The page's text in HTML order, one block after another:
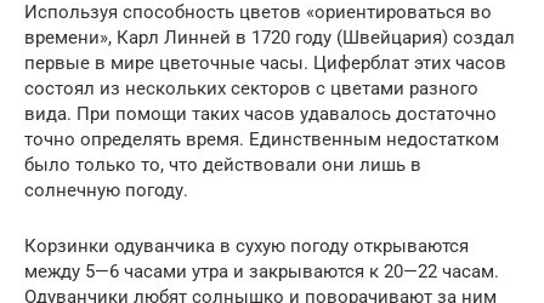
Используя способность цветов «ориентироваться во
времени», Карл Линней в 1720 году (Швейцария) создал
первые в мире цветочные часы. Циферблат этих часов
состоял из нескольких секторов с цветами разного
вида. При помощи таких часов удавалось достаточно
точно определять время. Единственным недостатком
было только то, что действовали они лишь в
солнечную погоду.
Корзинки одуванчика в сухую погоду открываются
между 5—6 часами утра и закрываются к 20—22 часам.
Одуванчики любят солнышко и поворачивают за ним